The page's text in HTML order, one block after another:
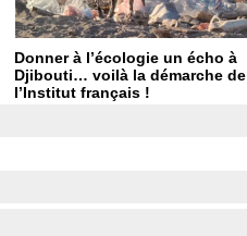
Donner à l’écologie un écho à
Djibouti… voilà la démarche de
l’Institut français !